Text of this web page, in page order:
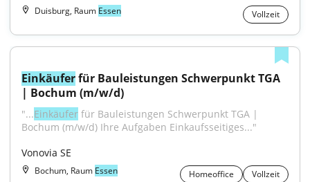
Duisburg, Raum Essen Vollzeit
Einkäufer für Bauleistungen Schwerpunkt TGA
| Bochum (m/w/d)
"...Einkäufer für Bauleistungen Schwerpunkt TGA |
Bochum (m/w/d) Ihre Aufgaben Einkaufsseitiges..."
Vonovia SE
Bochum, Raum Essen Homeoffice
Vollzeit